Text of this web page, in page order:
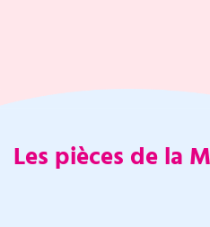
Les pièces de la